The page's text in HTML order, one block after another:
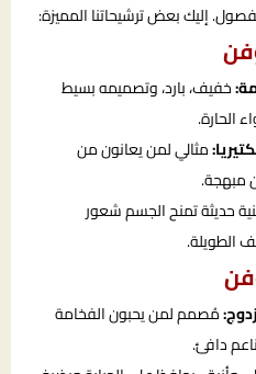
إليك بعض ترشيحاتنا المميزة:
خفيف، بارد، وتصميمه بسيط
الحارة.
مثالي لمن يعانون من
مبهجة.
حديثة تمنح الجسم شعور
الطويلة.
مُصمم لمن يحبون الفخامة
دافئ.